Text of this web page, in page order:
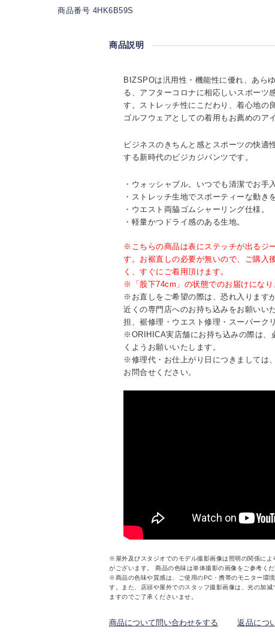
商品番号 4HK6B59S
商品説明
BIZSPOは汎用性・機能性に優れ、あら
る、アフターコロナに相応しいスポーツ
す。ストレッチ性にこだわり、着心地の
ゴルフウェアとしての着用もお薦めのア
ビジネスのきちんと感とスポーツの快適
する新時代のビジカジパンツです。
・ウォッシャブル。いつでも清潔でお手
・ストレッチ生地でスポーティーな動き
・ウエスト両脇ゴムシャーリング仕様。
・軽量かつドライ感のある生地。
※こちらの商品は表にステッチが出るジ
す。お裾直しの必要が無いので、ご購入
く、すぐにご着用頂けます。
※「股下74cm」の状態でのお届けになり
※お直しをご希望の際は、恐れ入ります
近くの専門店へのお持ち込みをお願いい
担、裾修理・ウエスト修理・スーパーク
※ORIHICA実店舗にお持ち込みの際は、
くようお願いいたします。
※修理代・お仕上がり日につきましては
お問合せください。
※屋外及びスタジオでのモデル撮影画像は照明の関係に
がございます。 商品の色味は単体撮影の画像をご参考くだ
※商品の色味や質感は、ご使用のPC・携帯のモニター環
す。また、店頭や屋外でのスタッフ撮影画像は、光の加
ますのでご了承くださいませ。
商品について問い合わせをする 返品につ